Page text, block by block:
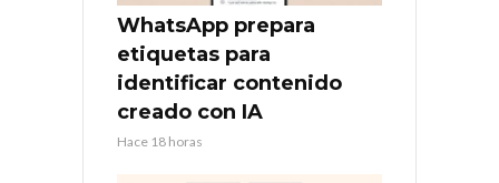
WhatsApp prepara
etiquetas para
identificar contenido
creado con IA
Hace 18 horas